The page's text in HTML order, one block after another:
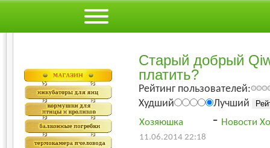
Ошибка при
Старый добрый
платить?
Рейтинг пользователей:
Худший
Лучший
Хозяюшка - Новости
11.06.2014 22:18